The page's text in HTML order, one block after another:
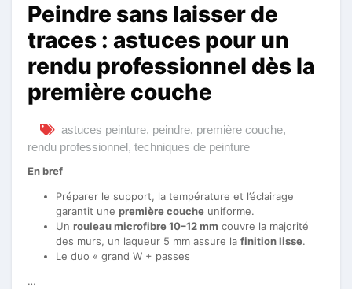
Peindre sans laisser de
traces : astuces pour un
rendu professionnel dès la
première couche
astuces peinture, peindre, première couche,
rendu professionnel, techniques de peinture
En bref
Préparer le support, la température et l’éclairage
garantit une première couche uniforme.
Un rouleau microfibre 10–12 mm couvre la majorité
des murs, un laqueur 5 mm assure la finition lisse.
Le duo « grand W + passes
…